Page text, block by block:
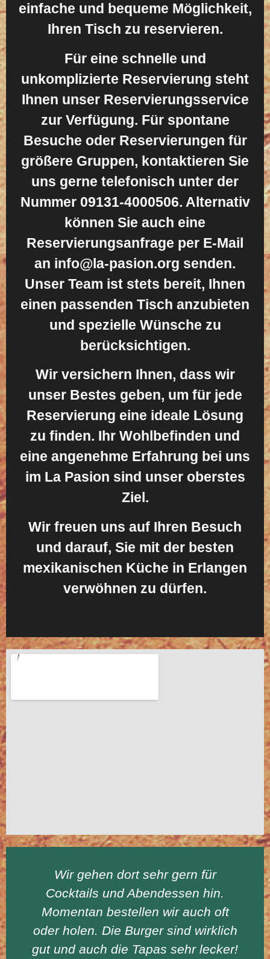
einfache und bequeme Möglichkeit,
Ihren Tisch zu reservieren.
Für eine schnelle und
unkomplizierte Reservierung steht
Ihnen unser Reservierungsservice
zur Verfügung. Für spontane
Besuche oder Reservierungen für
größere Gruppen, kontaktieren Sie
uns gerne telefonisch unter der
Nummer 09131-4000506. Alternativ
können Sie auch eine
Reservierungsanfrage per E-Mail
an info@la-pasion.org senden.
Unser Team ist stets bereit, Ihnen
einen passenden Tisch anzubieten
und spezielle Wünsche zu
berücksichtigen.
Wir versichern Ihnen, dass wir
unser Bestes geben, um für jede
Reservierung eine ideale Lösung
zu finden. Ihr Wohlbefinden und
eine angenehme Erfahrung bei uns
im La Pasion sind unser oberstes
Ziel.
Wir freuen uns auf Ihren Besuch
und darauf, Sie mit der besten
mexikanischen Küche in Erlangen
verwöhnen zu dürfen.
Wir gehen dort sehr gern für
Cocktails und Abendessen hin.
Momentan bestellen wir auch oft
oder holen. Die Burger sind wirklich
gut und auch die Tapas sehr lecker!